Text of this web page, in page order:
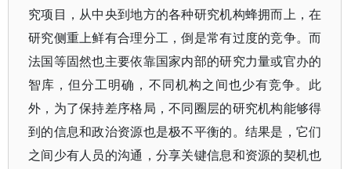
究项目，从中央到地方的各种研究机构蜂拥而上，在
研究侧重上鲜有合理分工，倒是常有过度的竞争。而
法国等固然也主要依靠国家内部的研究力量或官办的
智库，但分工明确，不同机构之间也少有竞争。此
外，为了保持差序格局，不同圈层的研究机构能够得
到的信息和政治资源也是极不平衡的。结果是，它们
之间少有人员的沟通，分享关键信息和资源的契机也